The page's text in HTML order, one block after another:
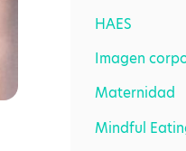
HAES
Imagen
Maternidad
Mindful